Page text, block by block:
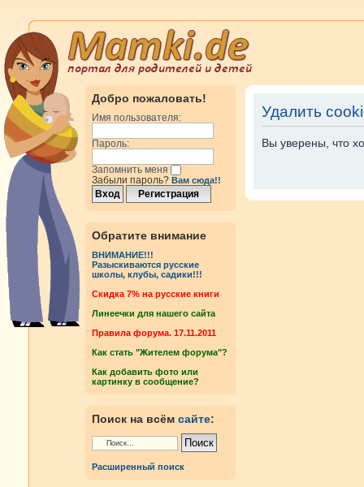
Добро пожаловать!
Имя пользователя:
Пароль:
Запомнить меня
Забыли пароль? Вам сюда!!
Обратите внимание
ВНИМАНИЕ!!!
Разыскиваются русские
школы, клубы, садики!!!
Cкидка 7% на русские книги
Линеечки для нашего сайта
Правила форума. 17.11.2011
Как стать "Жителем форума"?
Как добавить фото или
картинку в сообщение?
Поиск на всём сайте:
Расширенный поиск
Удалить
Вы уверены, что